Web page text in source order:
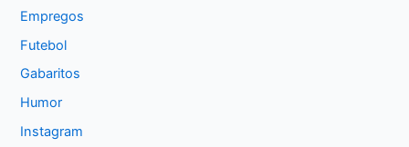
Empregos
Futebol
Gabaritos
Humor
Instagram